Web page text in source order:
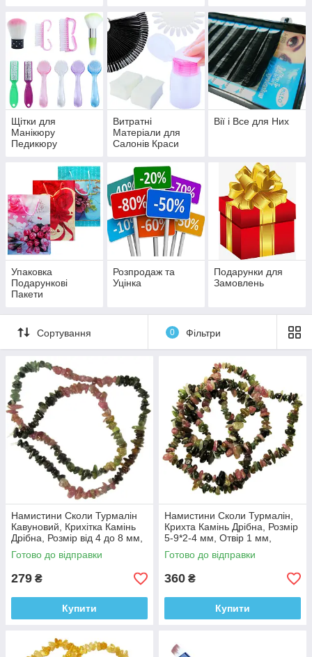
Щітки для
Манікюру
Педикюру
Витратні
Матеріали для
Салонів Краси
Вії і Все для Них
Упаковка
Подарункові
Пакети
Розпродаж та
Уцінка
Подарунки для
Замовлень
Сортування 0 Фільтри
Намистини Сколи Турмалін
Кавуновий, Крихітка Камінь
Дрібна, Розмір від 4 до 8 мм,
Рукоділля
Готово до відправки
279 ₴
Купити
Намистини Сколи Турмалін,
Крихта Камінь Дрібна, Розмір
5-9*2-4 мм, Отвір 1 мм,
близько 80 см нитку
Готово до відправки
360 ₴
Купити